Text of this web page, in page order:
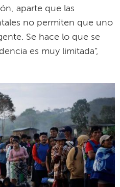
aparte que las
no permiten que uno
Se hace lo que se
es muy limitada”,